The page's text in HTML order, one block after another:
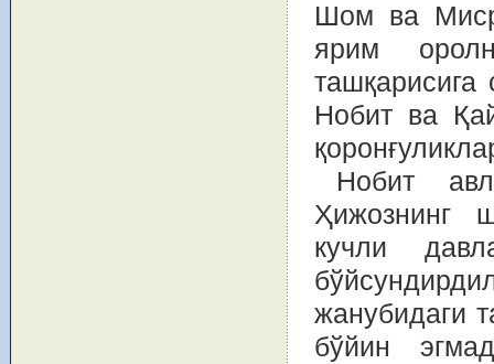
Шом ва
ярим
Нобит ва
Нобит
Ҳижознинг
кучли
жанубидаги
бўйин